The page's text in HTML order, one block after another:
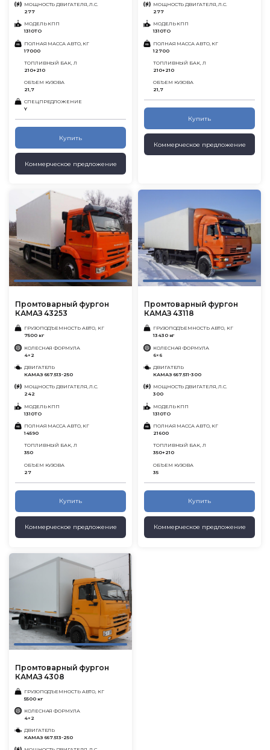
МОЩНОСТЬ ДВИГАТЕЛЯ, Л.С.
277
МОДЕЛЬ КПП
1310ТО
ПОЛНАЯ МАССА АВТО, КГ
17000
ТОПЛИВНЫЙ БАК, Л
210+210
ОБЪЕМ КУЗОВА
21,7
СПЕЦПРЕДЛОЖЕНИЕ
Y
Купить
Коммерческое предложение
МОЩНОСТЬ ДВИГАТЕЛЯ, Л.С.
277
МОДЕЛЬ КПП
1310ТО
ПОЛНАЯ МАССА АВТО, КГ
12700
ТОПЛИВНЫЙ БАК, Л
210+210
ОБЪЕМ КУЗОВА
21,7
Купить
Коммерческое предложение
Промтоварный фургон
КАМАЗ 43253
ГРУЗОПОДЪЕМНОСТЬ АВТО, КГ
7500 кг
КОЛЕСНАЯ ФОРМУЛА
4×2
ДВИГАТЕЛЬ
КАМАЗ 667.513-250
МОЩНОСТЬ ДВИГАТЕЛЯ, Л.С.
242
МОДЕЛЬ КПП
1310ТО
ПОЛНАЯ МАССА АВТО, КГ
14590
ТОПЛИВНЫЙ БАК, Л
350
ОБЪЕМ КУЗОВА
27
Купить
Коммерческое предложение
Промтоварный фургон
КАМАЗ 43118
ГРУЗОПОДЪЕМНОСТЬ АВТО, КГ
13430 кг
КОЛЕСНАЯ ФОРМУЛА
6×6
ДВИГАТЕЛЬ
КАМАЗ 667.511-300
МОЩНОСТЬ ДВИГАТЕЛЯ, Л.С.
300
МОДЕЛЬ КПП
1310ТО
ПОЛНАЯ МАССА АВТО, КГ
21600
ТОПЛИВНЫЙ БАК, Л
350+210
ОБЪЕМ КУЗОВА
35
Купить
Коммерческое предложение
Промтоварный фургон
КАМАЗ 4308
ГРУЗОПОДЪЕМНОСТЬ АВТО, КГ
5500 кг
КОЛЕСНАЯ ФОРМУЛА
4×2
ДВИГАТЕЛЬ
КАМАЗ 667.513-250